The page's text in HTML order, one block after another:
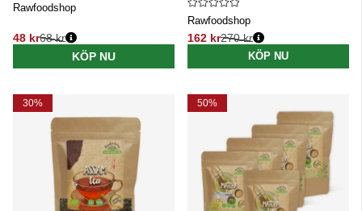
Rawfoodshop
48 kr
Ordinarie pris:
68 kr
KÖP NU
Rawfoodshop
162 kr
Ordinarie pris:
270 kr
KÖP NU
30% 50%